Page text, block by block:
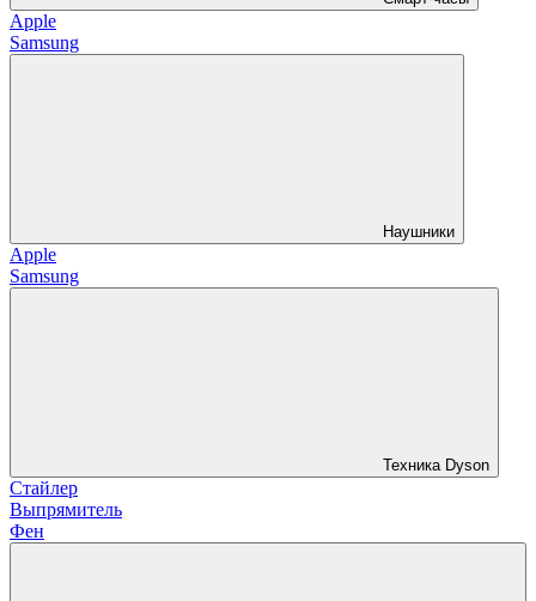
Apple
Samsung
Наушники
Apple
Samsung
Техника Dyson
Стайлер
Выпрямитель
Фен